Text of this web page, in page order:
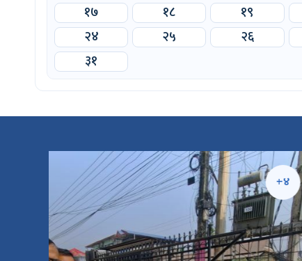
१७
१८ १९
२४
२५ २६
३१
+४